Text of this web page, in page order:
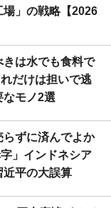
」の戦略【2026
は水でも食料で
だけは担いで逃
なモノ2選
らずに済んでよか
」インドネシア
近平の大誤算